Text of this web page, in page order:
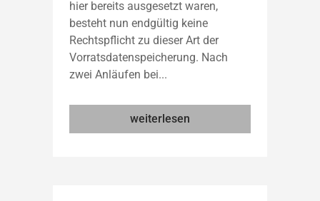
hier bereits ausgesetzt waren,
besteht nun endgültig keine
Rechtspflicht zu dieser Art der
Vorratsdatenspeicherung. Nach
zwei Anläufen bei...
weiterlesen